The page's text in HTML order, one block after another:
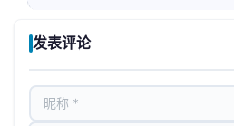
发表评论